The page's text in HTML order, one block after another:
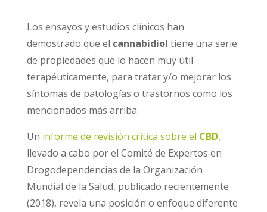
Los ensayos y estudios clínicos han
demostrado que el cannabidiol tiene una serie
de propiedades que lo hacen muy útil
terapéuticamente, para tratar y/o mejorar los
síntomas de patologías o trastornos como los
mencionados más arriba.
Un informe de revisión crítica sobre el CBD,
llevado a cabo por el Comité de Expertos en
Drogodependencias de la Organización
Mundial de la Salud, publicado recientemente
(2018), revela una posición o enfoque diferente